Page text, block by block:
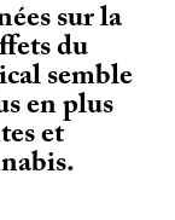
sur la
du
semble
en plus
et